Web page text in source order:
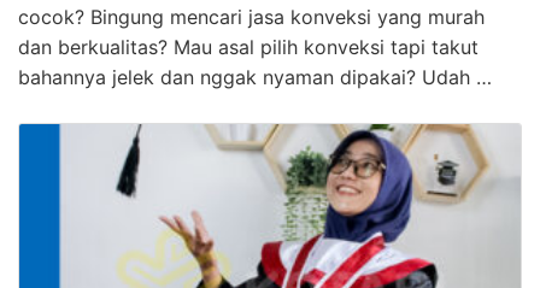
cocok? Bingung mencari jasa konveksi yang murah
dan berkualitas? Mau asal pilih konveksi tapi takut
bahannya jelek dan nggak nyaman dipakai? Udah …